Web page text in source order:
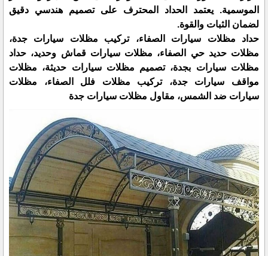
الموسمية. يعتمد الحداد المحترف على تصميم هندسي دقيق
لضمان الثبات والقوة.
حداد مظلات سيارات الصفاء، تركيب مظلات سيارات جدة،
مظلات حديد حي الصفاء، مظلات سيارات قماش وحديد، حداد
مظلات سيارات بجدة، تصميم مظلات سيارات حديثة، مظلات
مواقف سيارات جدة، تركيب مظلات فلل الصفاء، مظلات
سيارات ضد الشمس، مقاول مظلات سيارات جدة